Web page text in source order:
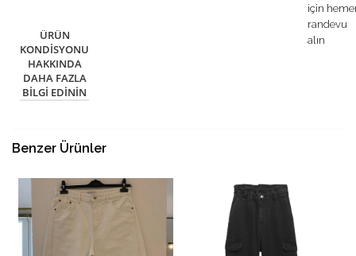
ÜRÜN
KONDISYONU
HAKKINDA
DAHA FAZLA
BILGI EDININ
için
randevu
alın
Benzer Ürünler